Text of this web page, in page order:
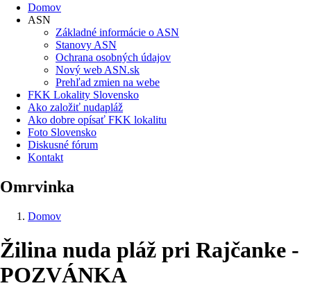
Domov
ASN
Základné informácie o ASN
Stanovy ASN
Ochrana osobných údajov
Nový web ASN.sk
Prehľad zmien na webe
FKK Lokality Slovensko
Ako založiť nudapláž
Ako dobre opísať FKK lokalitu
Foto Slovensko
Diskusné fórum
Kontakt
Omrvinka
Domov
Žilina nuda pláž pri Rajčanke -
POZVÁNKA